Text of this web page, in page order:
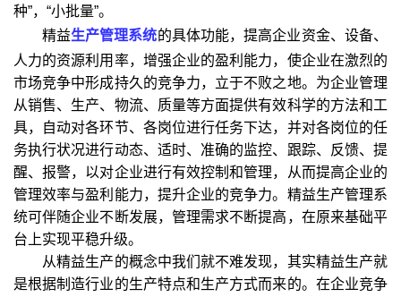
种”，“小批量”。
精益生产管理系统的具体功能，提高企业资金、设备、
人力的资源利用率，增强企业的盈利能力，使企业在激烈的
市场竞争中形成持久的竞争力，立于不败之地。为企业管理
从销售、生产、物流、质量等方面提供有效科学的方法和工
具，自动对各环节、各岗位进行任务下达，并对各岗位的任
务执行状况进行动态、适时、准确的监控、跟踪、反馈、提
醒、报警，以对企业进行有效控制和管理，从而提高企业的
管理效率与盈利能力，提升企业的竞争力。精益生产管理系
统可伴随企业不断发展，管理需求不断提高，在原来基础平
台上实现平稳升级。
从精益生产的概念中我们就不难发现，其实精益生产就
是根据制造行业的生产特点和生产方式而来的。在企业竞争